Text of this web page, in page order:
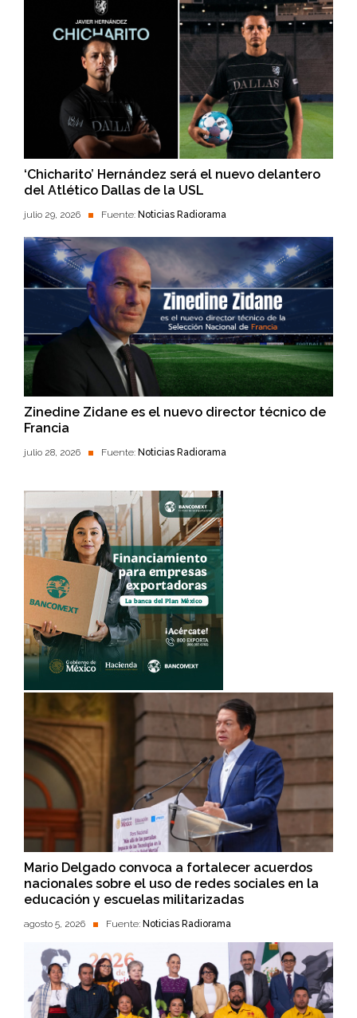
‘Chicharito’ Hernández será el nuevo delantero
del Atlético Dallas de la USL
julio 29, 2026 Fuente: Noticias Radiorama
Zinedine Zidane es el nuevo director técnico de
Francia
julio 28, 2026 Fuente: Noticias Radiorama
Mario Delgado convoca a fortalecer acuerdos
nacionales sobre el uso de redes sociales en la
educación y escuelas militarizadas
agosto 5, 2026 Fuente: Noticias Radiorama